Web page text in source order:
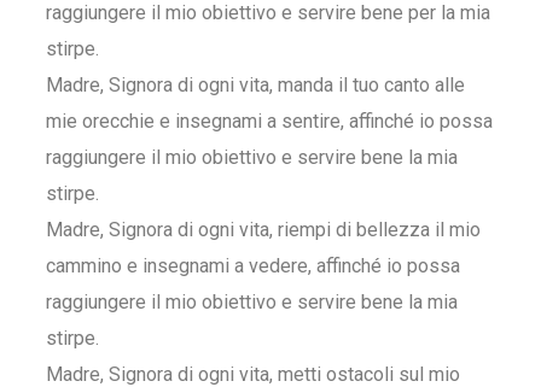
raggiungere il mio obiettivo e servire bene per la mia
stirpe.
Madre, Signora di ogni vita, manda il tuo canto alle
mie orecchie e insegnami a sentire, affinché io possa
raggiungere il mio obiettivo e servire bene la mia
stirpe.
Madre, Signora di ogni vita, riempi di bellezza il mio
cammino e insegnami a vedere, affinché io possa
raggiungere il mio obiettivo e servire bene la mia
stirpe.
Madre, Signora di ogni vita, metti ostacoli sul mio